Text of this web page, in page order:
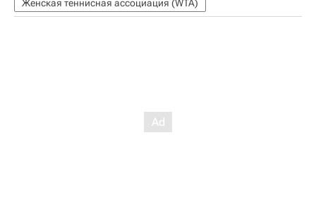
Женская теннисная ассоциация (WTA)